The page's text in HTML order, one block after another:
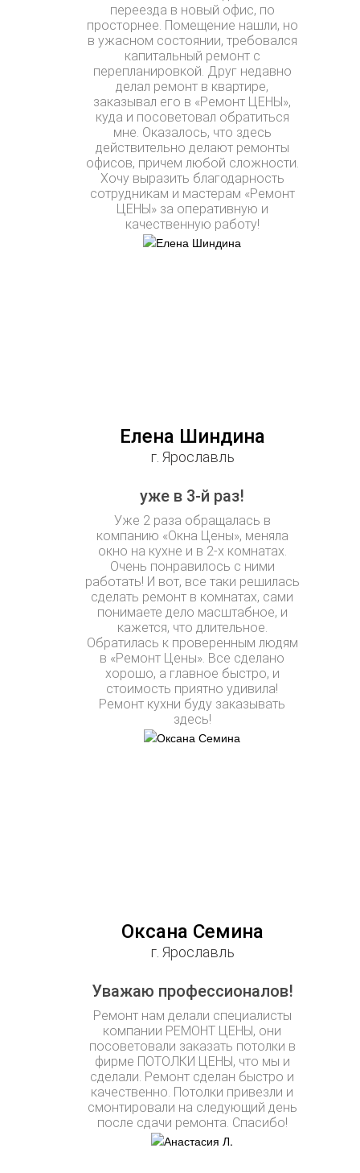
переезда в новый офис, по
просторнее. Помещение нашли, но
в ужасном состоянии, требовался
капитальный ремонт с
перепланировкой. Друг недавно
делал ремонт в квартире,
заказывал его в «Ремонт ЦЕНЫ»,
куда и посоветовал обратиться
мне. Оказалось, что здесь
действительно делают ремонты
офисов, причем любой сложности.
Хочу выразить благодарность
сотрудникам и мастерам «Ремонт
ЦЕНЫ» за оперативную и
качественную работу!
Елена Шиндина
г. Ярославль
уже в 3-й раз!
Уже 2 раза обращалась в
компанию «Окна Цены», меняла
окно на кухне и в 2-х комнатах.
Очень понравилось с ними
работать! И вот, все таки решилась
сделать ремонт в комнатах, сами
понимаете дело масштабное, и
кажется, что длительное.
Обратилась к проверенным людям
в «Ремонт Цены». Все сделано
хорошо, а главное быстро, и
стоимость приятно удивила!
Ремонт кухни буду заказывать
здесь!
Оксана Семина
г. Ярославль
Уважаю профессионалов!
Ремонт нам делали специалисты
компании РЕМОНТ ЦЕНЫ, они
посоветовали заказать потолки в
фирме ПОТОЛКИ ЦЕНЫ, что мы и
сделали. Ремонт сделан быстро и
качественно. Потолки привезли и
смонтировали на следующий день
после сдачи ремонта. Спасибо!